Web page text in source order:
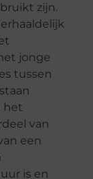
zijn.
jonge
tussen
het
van
een
is en